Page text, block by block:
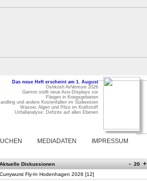
Das neue Heft erscheint am 1. August
Oshkosh AirVenture 2026
Garmin stellt neue Axis-Displays vor
Fliegen in Kriegsgebieten
und andere Kostenfallen im Südwesten
Wasser, Algen und Pilze im Kraftstoff
Unfallanalyse: Defizite auf allen Ebenen
MEDIADATEN IMPRESSUM
Aktuelle Diskussionen - 20 +
Currywurst Fly-In Hodenhagen 2026 [12]